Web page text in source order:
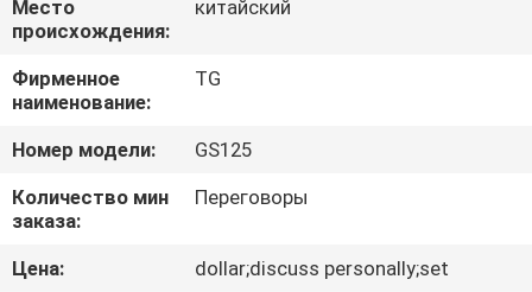
ПУТЕШЕСТВИЕ
ФАБРИКИ
ПРОВЕРКА
КАЧЕСТВА
Место
происхождения:
китайский
Фирменное
наименование:
TG
Номер модели:
GS125
Количество мин
заказа:
Переговоры
Цена:
dollar;discuss personally;set